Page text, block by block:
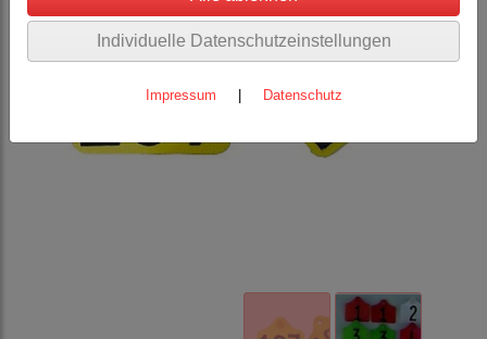
Individuelle Datenschutzeinstellungen
Impressum Datenschutz